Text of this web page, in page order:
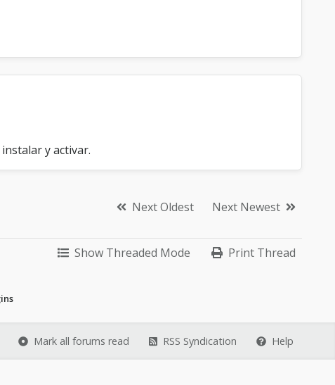
y activar.
Next Oldest Next Newest
Show Threaded Mode Print Thread
Mark all forums read RSS Syndication Help